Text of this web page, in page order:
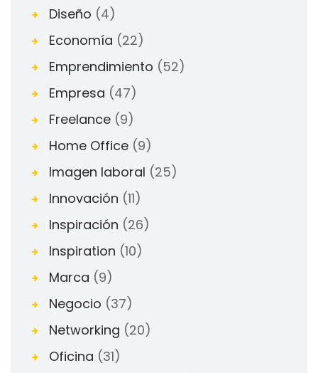
Diseño (4)
Economía (22)
Emprendimiento (52)
Empresa (47)
Freelance (9)
Home Office (9)
Imagen laboral (25)
Innovación (11)
Inspiración (26)
Inspiration (10)
Marca (9)
Negocio (37)
Networking (20)
Oficina (31)